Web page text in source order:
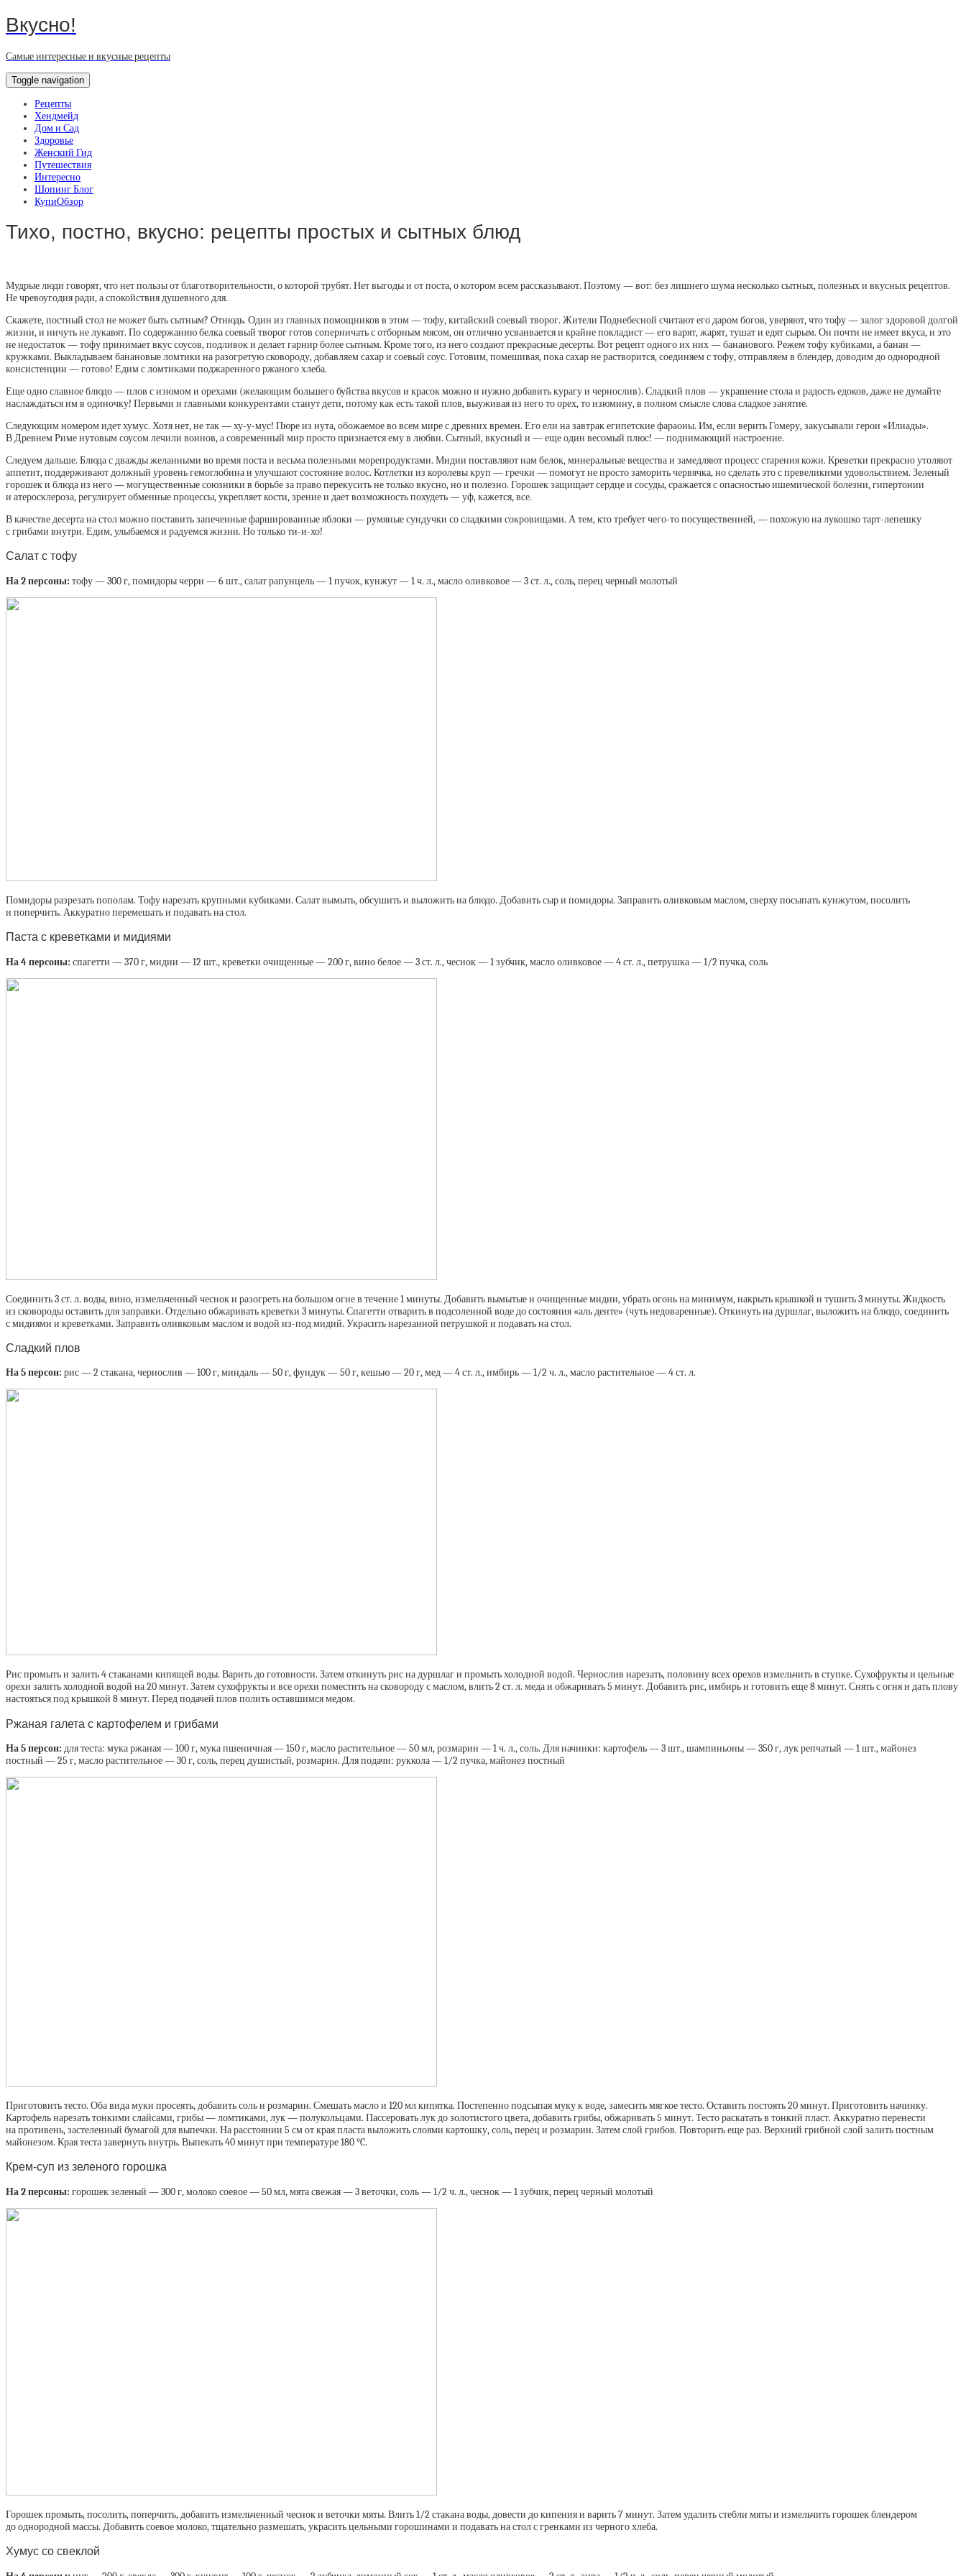
Вкусно!
Самые интересные и вкусные рецепты
Toggle navigation
Рецепты
Хендмейд
Дом и Сад
Здоровье
Женский Гид
Путешествия
Интересно
Шопинг Блог
КупиОбзор
Тихо, постно, вкусно: рецепты простых и сытных блюд
Мудрые люди говорят, что нет пользы от благотворительности, о которой трубят. Нет выгоды и от поста, о котором всем рассказывают. Поэтому — вот: без лишнего шума несколько сытных, полезных и вкусных рецептов.
Не чревоугодия ради, а спокойствия душевного для.
Скажете, постный стол не может быть сытным? Отнюдь. Один из главных помощников в этом — тофу, китайский соевый творог. Жители Поднебесной считают его даром богов, уверяют, что тофу — залог здоровой долгой
жизни, и ничуть не лукавят. По содержанию белка соевый творог готов соперничать с отборным мясом, он отлично усваивается и крайне покладист — его варят, жарят, тушат и едят сырым. Он почти не имеет вкуса, и это
не недостаток — тофу принимает вкус соусов, подливок и делает гарнир более сытным. Кроме того, из него создают прекрасные десерты. Вот рецепт одного их них — бананового. Режем тофу кубиками, а банан —
кружками. Выкладываем банановые ломтики на разогретую сковороду, добавляем сахар и соевый соус. Готовим, помешивая, пока сахар не растворится, соединяем с тофу, отправляем в блендер, доводим до однородной
консистенции — готово! Едим с ломтиками поджаренного ржаного хлеба.
Еще одно славное блюдо — плов с изюмом и орехами (желающим большего буйства вкусов и красок можно и нужно добавить курагу и чернослив). Сладкий плов — украшение стола и радость е­доков, даже не думайте
наслаждаться им в одиночку! Первыми и главными конкурентами станут дети, потому как есть такой плов, выуживая из него то орех, то изюмину, в полном смысле слова сладкое занятие.
Следующим номером идет хумус. Хотя нет, не так — ху-у-мус! Пюре из нута, обожаемое во всем мире с древних времен. Его ели на завтрак египетские фараоны. Им, если верить Гомеру, закусывали герои «Илиады».
В Древнем Риме нутовым соусом лечили воинов, а современный мир просто признается ему в любви. Сытный, вкусный и — еще один весомый плюс! — поднимающий настроение.
Следуем дальше. Блюда с дважды желанными во время поста и весьма полезными морепродуктами. Мидии поставляют нам белок, минеральные вещества и замедляют процесс старения кожи. Креветки прекрасно утоляют
аппетит, поддерживают должный уровень гемоглобина и улучшают состояние волос. Котлетки из королевы круп — гречки — помогут не просто заморить червячка, но сделать это с превеликими удовольствием. Зеленый
горошек и блюда из него — могущественные союзники в борьбе за право перекусить не только вкусно, но и полезно. Горошек защищает сердце и сосуды, сражается с опасностью ишемической болезни, гипертонии
и атеросклероза, регулирует обменные процессы, укрепляет кости, зрение и дает возможность похудеть — уф, кажется, все.
В качестве десерта на стол можно поставить запеченные фаршированные яблоки — румяные сундучки со сладкими сокровищами. А тем, кто требует чего-то посущественней, — похожую на лукошко тарт-лепешку
с грибами внутри. Едим, улыбаемся и радуемся жизни. Но только ти-и-хо!
Салат с тофу
На 2 персоны: тофу — 300 г, помидоры черри — 6 шт., салат рапунцель — 1 пучок, кунжут — 1 ч. л., масло оливковое — 3 ст. л., соль, перец черный молотый
Помидоры разрезать пополам. Тофу нарезать крупными кубиками. Салат вымыть, обсушить и выложить на блюдо. Добавить сыр и помидоры. Заправить оливковым маслом, сверху посыпать кунжутом, посолить
и поперчить. Аккуратно перемешать и подавать на стол.
Паста с креветками и мидиями
На 4 персоны: спагетти — 370 г, мидии — 12 шт., креветки очищенные — 200 г, вино белое — 3 ст. л., чеснок — 1 зубчик, масло оливковое — 4 ст. л., петрушка — 1/2 пучка, соль
Соединить 3 ст. л. воды, вино, измельченный чеснок и разогреть на большом огне в течение 1 минуты. Добавить вымытые и очищенные мидии, убрать огонь на минимум, накрыть крышкой и тушить 3 минуты. Жидкость
из сковороды оставить для заправки. Отдельно обжаривать креветки 3 минуты. Спагетти отварить в подсоленной воде до состояния «аль денте» (чуть недоваренные). Откинуть на дуршлаг, выложить на блюдо, соединить
с мидиями и креветками. Заправить оливковым маслом и водой из-под мидий. Украсить нарезанной петрушкой и подавать на стол.
Сладкий плов
На 5 персон: рис — 2 стакана, чернослив — 100 г, миндаль — 50 г, фундук — 50 г, кешью — 20 г, мед — 4 ст. л., имбирь — 1/2 ч. л., масло растительное — 4 ст. л.
Рис промыть и залить 4 стаканами кипящей воды. Варить до готовности. Затем откинуть рис на дуршлаг и промыть холодной водой. Чернослив нарезать, половину всех орехов измельчить в ступке. Сухофрукты и цельные
орехи залить холодной водой на 20 минут. Затем сухофрукты и все орехи поместить на сковороду с маслом, влить 2 ст. л. меда и обжаривать 5 минут. Добавить рис, имбирь и готовить еще 8 минут. Снять с огня и дать плову
настояться под крышкой 8 минут. Перед подачей плов полить оставшимся медом.
Ржаная галета с картофелем и грибами
На 5 персон: для теста: мука ржаная — 100 г, мука пшеничная — 150 г, масло растительное — 50 мл, розмарин — 1 ч. л., соль. Для начинки: картофель — 3 шт., шампиньоны — 350 г, лук репчатый — 1 шт., майонез
постный — 25 г, масло растительное — 30 г, соль, перец душистый, розмарин. Для подачи: руккола — 1/2 пучка, майонез постный
Приготовить тесто. Оба вида муки просеять, добавить соль и розмарин. Смешать масло и 120 мл кипятка. Постепенно подсыпая муку к воде, замесить мягкое тесто. Оставить постоять 20 минут. Приготовить начинку.
Картофель нарезать тонкими слайсами, грибы — ломтиками, лук — полукольцами. Пассеровать лук до золотистого цвета, добавить грибы, обжаривать 5 минут. Тесто раскатать в тонкий пласт. Аккуратно перенести
на противень, застеленный бумагой для выпечки. На расстоянии 5 см от края пласта выложить слоями картошку, соль, перец и розмарин. Затем слой грибов. Повторить еще раз. Верхний грибной слой залить постным
майонезом. Края теста завернуть внутрь. Выпекать 40 минут при температуре 180 °C.
Крем-суп из зеленого горошка
На 2 персоны: горошек зеленый — 300 г, молоко соевое — 50 мл, мята свежая — 3 веточки, соль — 1/2 ч. л., чеснок — 1 зубчик, перец черный молотый
Горошек промыть, посолить, поперчить, добавить измельченный чеснок и веточки мяты. Влить 1/2 стакана воды, довести до кипения и варить 7 минут. Затем удалить стебли мяты и измельчить горошек блендером
до однородной массы. Добавить соевое молоко, тщательно размешать, украсить цельными горошинами и подавать на стол с гренками из черного хлеба.
Хумус со свеклой